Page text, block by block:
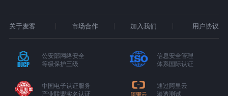
关于麦客 市场合作 加入我们 用户协议
公安部网络安全
等级保护三级
信息安全管理
体系国际认证
中国电子认证服务
产业联盟实名认证
通过阿里云
渗透测试